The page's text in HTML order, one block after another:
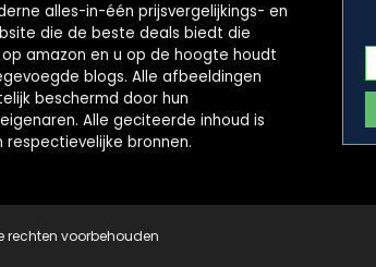
alles-in-één prijsvergelijkings- en
die de beste deals biedt die
amazon en u op de hoogte houdt
blogs. Alle afbeeldingen
beschermd door hun
Alle geciteerde inhoud is
respectievelijke bronnen.
rechten voorbehouden